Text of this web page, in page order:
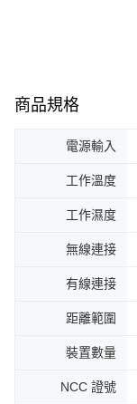
商品規格
電源輸入
工作溫度
工作濕度
無線連接
有線連接
距離範圍
裝置數量
NCC 證號